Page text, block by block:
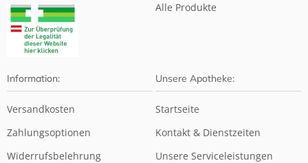
Alle Produkte
Information:
Versandkosten
Zahlungsoptionen
Widerrufsbelehrung
Unsere Apotheke:
Startseite
Kontakt & Dienstzeiten
Unsere Serviceleistungen